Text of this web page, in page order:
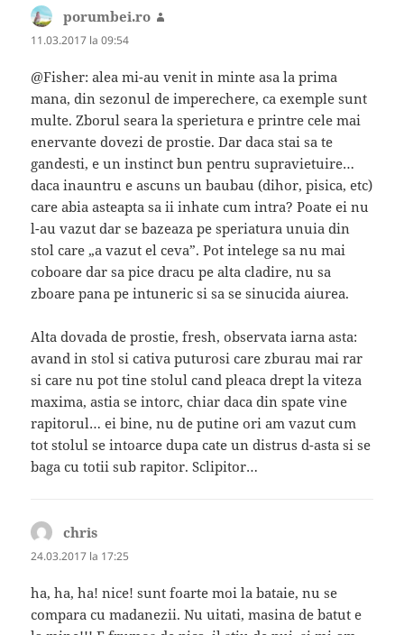
porumbei.ro
11.03.2017 la 09:54
@Fisher: alea mi-au venit in minte asa la prima
mana, din sezonul de imperechere, ca exemple sunt
multe. Zborul seara la sperietura e printre cele mai
enervante dovezi de prostie. Dar daca stai sa te
gandesti, e un instinct bun pentru supravietuire…
daca inauntru e ascuns un baubau (dihor, pisica, etc)
care abia asteapta sa ii inhate cum intra? Poate ei nu
l-au vazut dar se bazeaza pe speriatura unuia din
stol care „a vazut el ceva”. Pot intelege sa nu mai
coboare dar sa pice dracu pe alta cladire, nu sa
zboare pana pe intuneric si sa se sinucida aiurea.
Alta dovada de prostie, fresh, observata iarna asta:
avand in stol si cativa puturosi care zburau mai rar
si care nu pot tine stolul cand pleaca drept la viteza
maxima, astia se intorc, chiar daca din spate vine
rapitorul… ei bine, nu de putine ori am vazut cum
tot stolul se intoarce dupa cate un distrus d-asta si se
baga cu totii sub rapitor. Sclipitor…
chris
24.03.2017 la 17:25
ha, ha, ha! nice! sunt foarte moi la bataie, nu se
compara cu madanezii. Nu uitati, masina de batut e